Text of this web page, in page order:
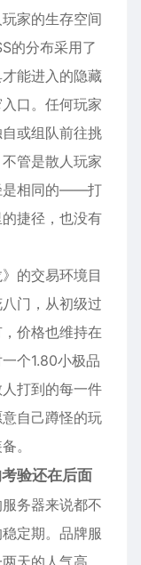
家的生存空间
的分布采用了
能进入的隐藏
口。任何玩家
或组队前往挑
管是散人玩家
是相同的——打
捷径，也没有
的交易环境目
门，从初级过
价格也维持在
个1.80小极品
打到的每一件
自己蹲怪的玩
。
验还在后面
务器来说都不
定期。品牌服
天的人气高